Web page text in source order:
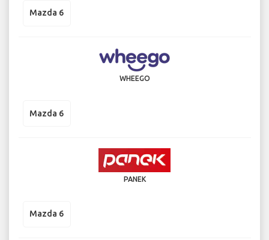
Mazda 6
WHEEGO
Mazda 6
PANEK
Mazda 6